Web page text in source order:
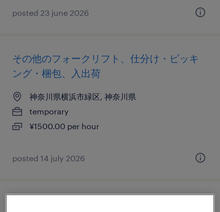
posted 23 june 2026
その他のフォークリフト、仕分け・ピッキ
ング・梱包、入出荷
神奈川県横浜市緑区, 神奈川県
temporary
¥1500.00 per hour
posted 14 july 2026